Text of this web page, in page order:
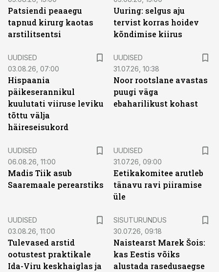
Patsiendi peaaegu
tapnud kirurg kaotas
arstilitsentsi
Uuring: selgus aju
tervist korras hoidev
kõndimise kiirus
UUDISED
03.08.26, 07:00
Hispaania
päikeserannikul
kuulutati viiruse leviku
tõttu välja
häireseisukord
UUDISED
31.07.26, 10:38
Noor rootslane avastas
puugi väga
ebaharilikust kohast
UUDISED
06.08.26, 11:00
Madis Tiik asub
Saaremaale perearstiks
UUDISED
31.07.26, 09:00
Eetikakomitee arutleb
tänavu ravi piiramise
üle
UUDISED
03.08.26, 11:00
Tulevased arstid
ootustest praktikale
Ida-Viru keskhaiglas ja
SISUTURUNDUS
30.07.26, 09:18
Naistearst Marek Šois:
kas Eestis võiks
alustada rasedusaegse